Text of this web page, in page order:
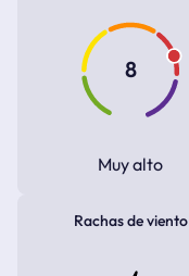
8
Muy alto
Rachas de viento